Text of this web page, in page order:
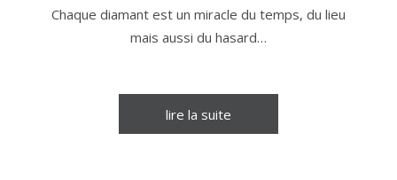
Chaque diamant est un miracle du temps, du lieu
mais aussi du hasard…
lire la suite